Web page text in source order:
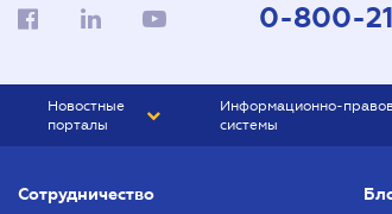
0-800-
Новостные
порталы
БИЗНЕС
Информационно-
системы
Сотрудничество